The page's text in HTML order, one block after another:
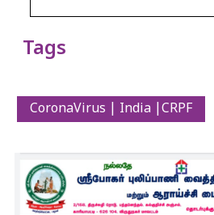
Tags
CoronaVirus | India |CRPF